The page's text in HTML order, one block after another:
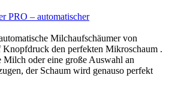
PRO – automatischer
Milchaufschäumer von
Knopfdruck den perfekten Mikroschaum .
oder eine große Auswahl an
der Schaum wird genauso perfekt